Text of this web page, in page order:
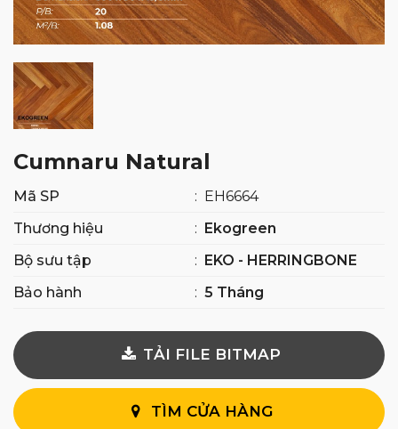
Cumnaru Natural
Mã SP : EH6664
Thương hiệu
: Ekogreen
Bộ sưu tập
: EKO - HERRINGBONE
Bảo hành
: 5 Tháng
TẢI FILE BITMAP
TÌM CỬA HÀNG